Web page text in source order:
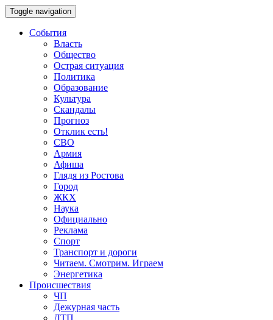
Toggle navigation
События
Власть
Общество
Острая ситуация
Политика
Образование
Культура
Скандалы
Прогноз
Отклик есть!
СВО
Армия
Афиша
Глядя из Ростова
Город
ЖКХ
Наука
Официально
Реклама
Спорт
Транспорт и дороги
Читаем. Смотрим. Играем
Энергетика
Происшествия
ЧП
Дежурная часть
ДТП